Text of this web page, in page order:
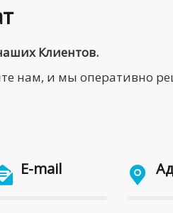
Клиентов.
нам, и мы оперативно
E-mail